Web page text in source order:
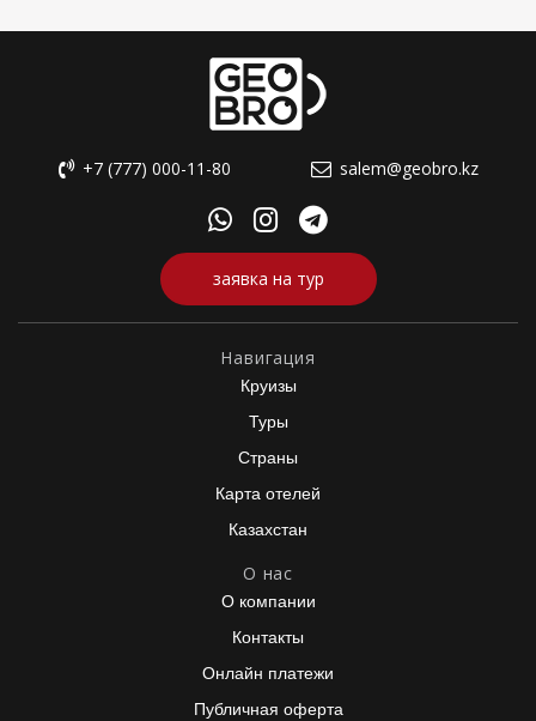
+7 (777) 000-11-80 salem@geobro.kz
заявка на тур
Навигация
Круизы
Туры
Страны
Карта отелей
Казахстан
О нас
О компании
Контакты
Онлайн платежи
Публичная оферта